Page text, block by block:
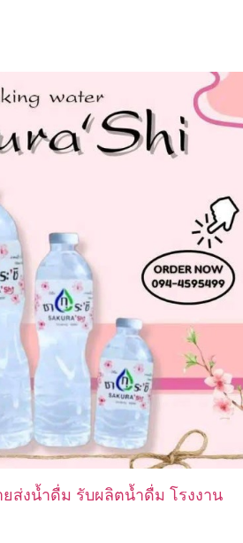
ส่งน้ำดื่ม รับผลิตน้ำดื่ม โรงงาน